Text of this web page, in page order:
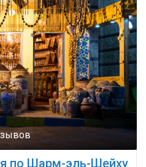
по Шарм-эль-Шейху